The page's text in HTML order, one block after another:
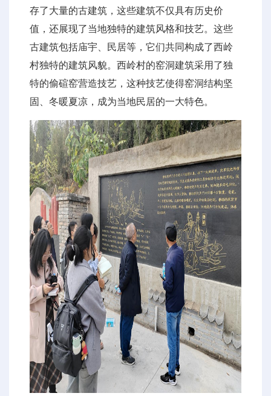
存了大量的古建筑，这些建筑不仅具有历史价
值，还展现了当地独特的建筑风格和技艺。这些
古建筑包括庙宇、民居等，它们共同构成了西岭
村独特的建筑风貌。西岭村的窑洞建筑采用了独
特的偷碹窑营造技艺，这种技艺使得窑洞结构坚
固、冬暖夏凉，成为当地民居的一大特色。